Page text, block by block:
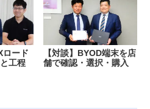
ロード
工程
【対談】BYOD端末を店
舗で確認・選択・購入